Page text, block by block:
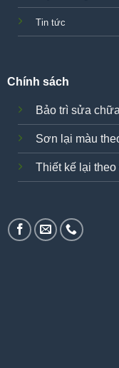
Tin tức
Chính sách
Bảo trì sửa
Sơn lại màu
Thiết kế lại